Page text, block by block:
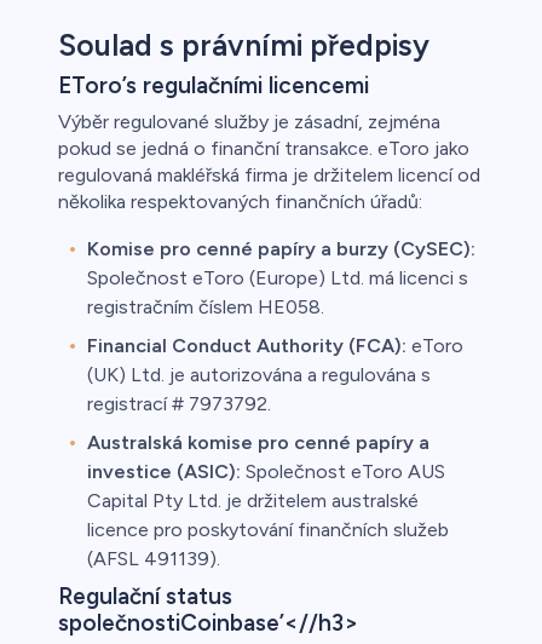
Soulad s právními předpisy
EToro’s regulačními licencemi
Výběr regulované služby je zásadní, zejména
pokud se jedná o finanční transakce. eToro jako
regulovaná makléřská firma je držitelem licencí od
několika respektovaných finančních úřadů:
Komise pro cenné papíry a burzy (CySEC):
Společnost eToro (Europe) Ltd. má licenci s
registračním číslem HE058.
Financial Conduct Authority (FCA): eToro
(UK) Ltd. je autorizována a regulována s
registrací # 7973792.
Australská komise pro cenné papíry a
investice (ASIC): Společnost eToro AUS
Capital Pty Ltd. je držitelem australské
licence pro poskytování finančních služeb
(AFSL 491139).
Regulační status
společnostiCoinbase’<//h3>